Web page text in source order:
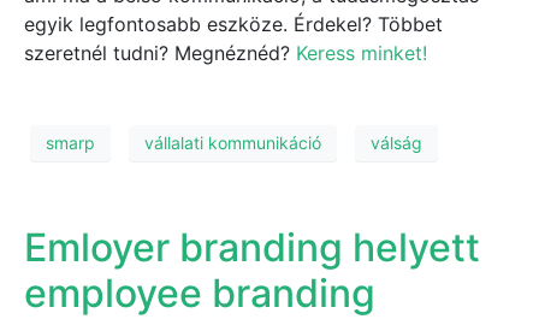
egyik legfontosabb eszköze. Érdekel? Többet
szeretnél tudni? Megnéznéd? Keress minket!
smarp vállalati kommunikáció válság
Emloyer branding helyett
employee branding